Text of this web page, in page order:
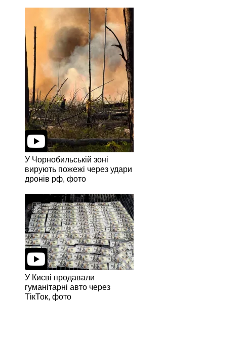
У Чорнобильській зоні
вирують пожежі через удари
дронів рф, фото
У Києві продавали
гуманітарні авто через
ТікТок, фото